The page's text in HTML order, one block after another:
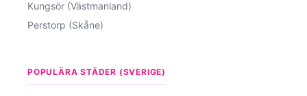
Kungsör (Västmanland)
Perstorp (Skåne)
POPULÄRA STÄDER (SVERIGE)